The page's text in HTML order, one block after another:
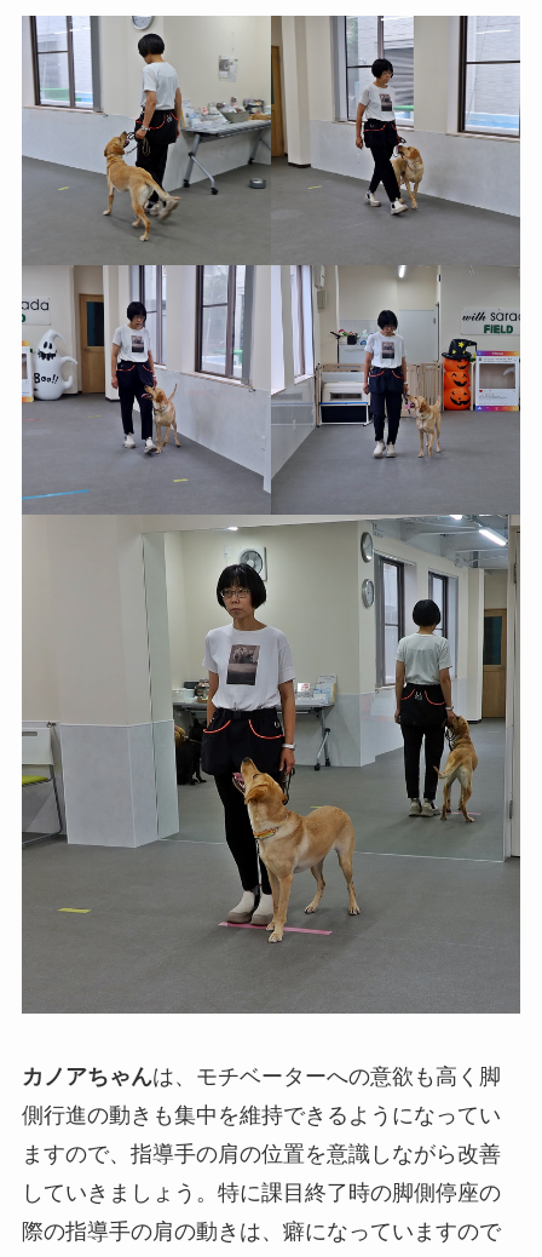
カノアちゃんは、モチベーターへの意欲も高く脚
側行進の動きも集中を維持できるようになってい
ますので、指導手の肩の位置を意識しながら改善
していきましょう。特に課目終了時の脚側停座の
際の指導手の肩の動きは、癖になっていますので